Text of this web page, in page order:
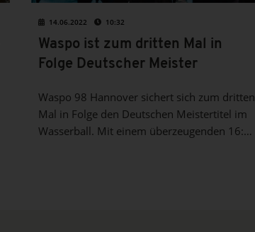
14.06.2022 10:32
Waspo ist zum dritten Mal in
Folge Deutscher Meister
Waspo 98 Hannover sichert sich zum dritten
Mal in Folge den Deutschen Meistertitel im
Wasserball. Mit einem überzeugenden 16:9-